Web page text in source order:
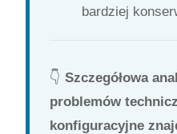
bardziej
👇 Szczegółowa
problemów
konfiguracyjne